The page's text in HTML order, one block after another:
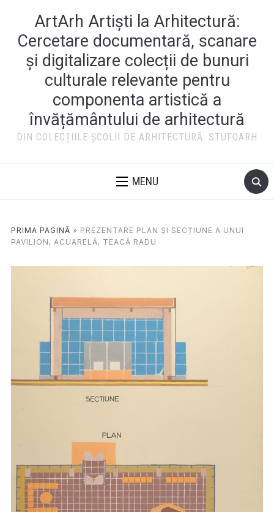
ArtArh Artiști la Arhitectură:
Cercetare documentară, scanare
și digitalizare colecții de bunuri
culturale relevante pentru
componenta artistică a
învățământului de arhitectură
DIN COLECȚIILE ȘCOLII DE ARHITECTURĂ: STUFOARH
MENU
PRIMA PAGINĂ » PREZENTARE PLAN ȘI SECȚIUNE A UNUI
PAVILION, ACUARELĂ, TEACĂ RADU